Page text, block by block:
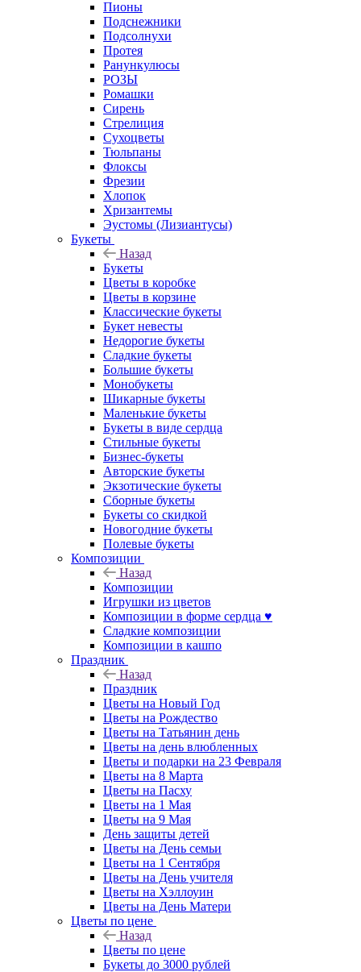
Пионы
Подснежники
Подсолнухи
Протея
Ранункулюсы
РОЗЫ
Ромашки
Сирень
Стрелиция
Сухоцветы
Тюльпаны
Флоксы
Фрезии
Хлопок
Хризантемы
Эустомы (Лизиантусы)
Букеты
Назад
Букеты
Цветы в коробке
Цветы в корзине
Классические букеты
Букет невесты
Недорогие букеты
Сладкие букеты
Большие букеты
Монобукеты
Шикарные букеты
Маленькие букеты
Букеты в виде сердца
Стильные букеты
Бизнес-букеты
Авторские букеты
Экзотические букеты
Сборные букеты
Букеты со скидкой
Новогодние букеты
Полевые букеты
Композиции
Назад
Композиции
Игрушки из цветов
Композиции в форме сердца ♥
Сладкие композиции
Композиции в кашпо
Праздник
Назад
Праздник
Цветы на Новый Год
Цветы на Рождество
Цветы на Татьянин день
Цветы на день влюбленных
Цветы и подарки на 23 Февраля
Цветы на 8 Марта
Цветы на Пасху
Цветы на 1 Мая
Цветы на 9 Мая
День защиты детей
Цветы на День семьи
Цветы на 1 Сентября
Цветы на День учителя
Цветы на Хэллоуин
Цветы на День Матери
Цветы по цене
Назад
Цветы по цене
Букеты до 3000 рублей